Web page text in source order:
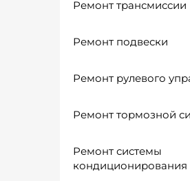
Ремонт трансмиссии
Ремонт подвески
Ремонт рулевого
Ремонт тормозной
Ремонт системы
кондиционирования